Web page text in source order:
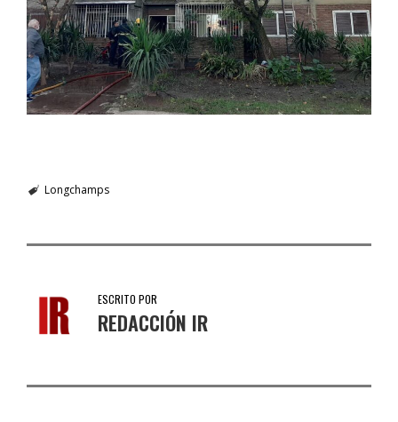
Longchamps
ESCRITO POR
REDACCIÓN IR